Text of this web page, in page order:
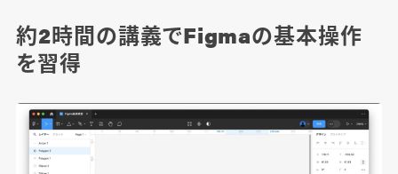
約2時間の講義でFigmaの基本操作
を習得